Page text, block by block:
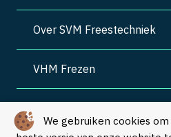
We gebruiken cookies
Over SVM Freestechniek
VHM Frezen